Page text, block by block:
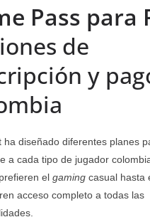
Pass para
de
y
ha diseñado diferentes planes
a cada tipo de jugador
el gaming casual hasta
acceso completo a todas las